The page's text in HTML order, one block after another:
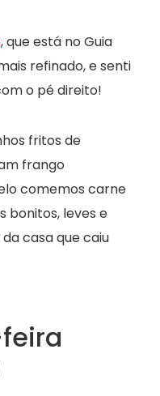
, que está no Guia
refinado, e senti
o pé direito!
fritos de
frango
comemos carne
bonitos, leves e
casa que caiu